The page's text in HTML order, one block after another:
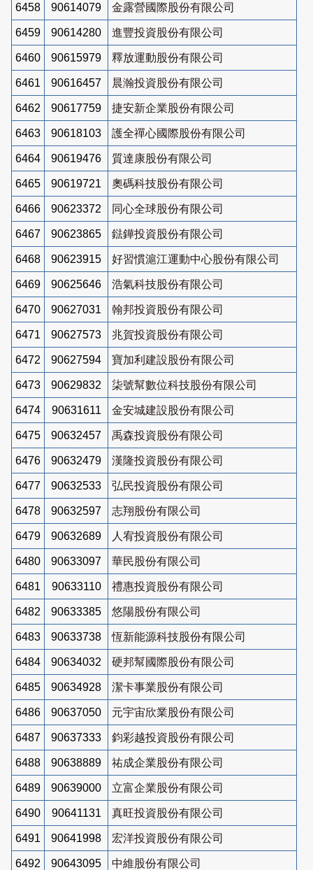
6458 90614079 金露營國際股份有限公司
6459 90614280 進豐投資股份有限公司
6460 90615979 釋放運動股份有限公司
6461 90616457 晨瀚投資股份有限公司
6462 90617759 捷安新企業股份有限公司
6463 90618103 護全禪心國際股份有限公司
6464 90619476 質達康股份有限公司
6465 90619721 奧碼科技股份有限公司
6466 90623372 同心全球股份有限公司
6467 90623865 鍅鏵投資股份有限公司
6468 90623915 好習慣滬江運動中心股份有限公司
6469 90625646 浩氣科技股份有限公司
6470 90627031 翰邦投資股份有限公司
6471 90627573 兆賀投資股份有限公司
6472 90627594 寶加利建設股份有限公司
6473 90629832 柒號幫數位科技股份有限公司
6474 90631611 金安城建設股份有限公司
6475 90632457 禹森投資股份有限公司
6476 90632479 漢隆投資股份有限公司
6477 90632533 弘民投資股份有限公司
6478 90632597 志翔股份有限公司
6479 90632689 人宥投資股份有限公司
6480 90633097 華民股份有限公司
6481 90633110 禮惠投資股份有限公司
6482 90633385 悠陽股份有限公司
6483 90633738 恆新能源科技股份有限公司
6484 90634032 硬邦幫國際股份有限公司
6485 90634928 潔卡事業股份有限公司
6486 90637050 元宇宙欣業股份有限公司
6487 90637333 鈞彩越投資股份有限公司
6488 90638889 祐成企業股份有限公司
6489 90639000 立富企業股份有限公司
6490 90641131 真旺投資股份有限公司
6491 90641998 宏洋投資股份有限公司
6492 90643095 中維股份有限公司